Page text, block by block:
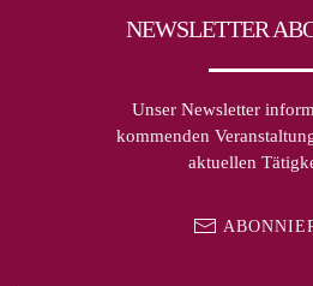
NEWSLETTER
Unser Newsletter
kommenden
aktuellen